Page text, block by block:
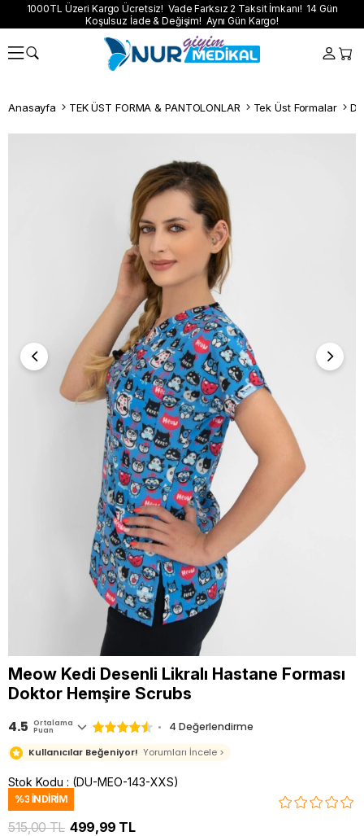
1000TL Üzeri Kargo Ücretsiz! Vade Farksız 2 Taksit İmkanı! 14 Gün
Koşulsuz İade & Değişim! Aynı Gün Kargo!
Anasayfa TEK ÜST FORMA & PANTOLONLAR Tek Üst Formalar
Meow Kedi Desenli Likralı Hastane Forması
Doktor Hemşire Scrubs
4.5 Ortalama
Puan 4 Değerlendirme
Kullanıcılar Beğeniyor! Yorumları İncele >
Stok Kodu (DU-MEO-143-XXS)
%3 İNDIRIM
515,00 TL 499,99 TL